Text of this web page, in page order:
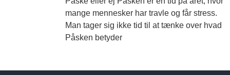
mange mennesker har travle og får stress.
Man tager sig ikke tid til at tænke over hvad
Påsken betyder